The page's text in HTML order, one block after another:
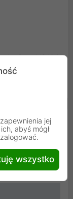
VS194
jej
abyś mógł
wszystko